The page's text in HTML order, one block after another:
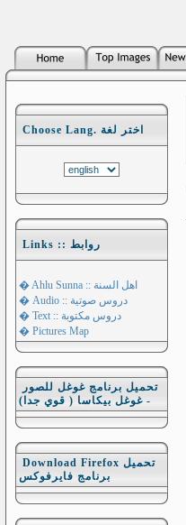
Choose Lang. اختر لغة
Links :: روابط
� Ahlu Sunna :: اهل السنة
� Audio :: دروس صوتية
� Text :: دروس مكتوبة
� Pictures Map
تحميل برنامج غوغل للصور
- غوغل بيكاسا ( قوي جدا)
Download Firefox تحميل
برنامج فايرفوكس